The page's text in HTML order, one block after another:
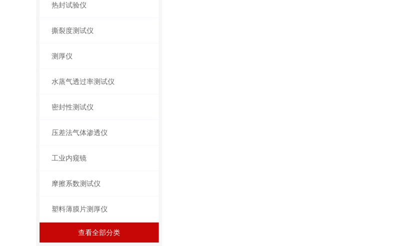
热封试验仪
撕裂度测试仪
测厚仪
水蒸气透过率测试仪
密封性测试仪
压差法气体渗透仪
工业内窥镜
摩擦系数测试仪
塑料薄膜片测厚仪
查看全部分类